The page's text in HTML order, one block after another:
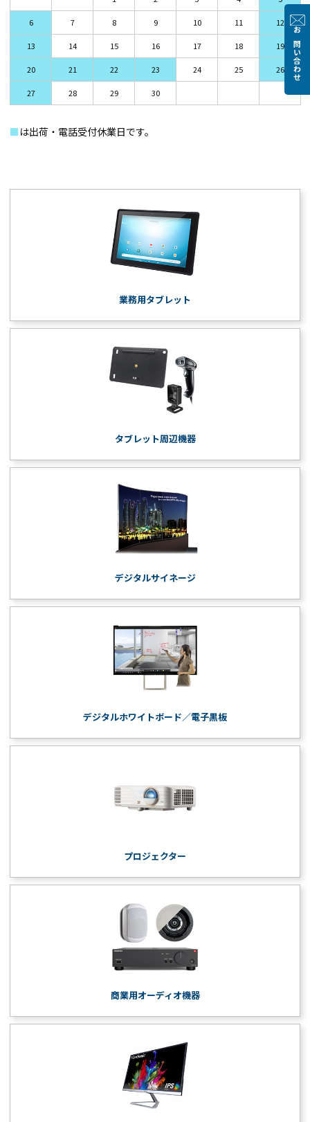
お問い合わせ
6 7 8 9 10 11 12
13 14 15 16 17 18 19
20 21 22 23 24 25 26
27 28 29 30
■ は出荷・電話受付休業日です。
業務用タブレット
タブレット周辺機器
デジタルサイネージ
デジタルホワイトボード／電子黒板
プロジェクター
商業用オーディオ機器